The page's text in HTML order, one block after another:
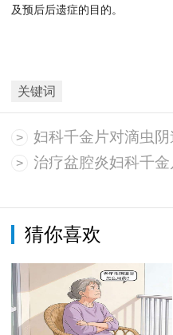
及预后后遗症的目的。
关键词
> 妇科千金片对滴虫阴
> 治疗盆腔炎妇科千金
猜你喜欢